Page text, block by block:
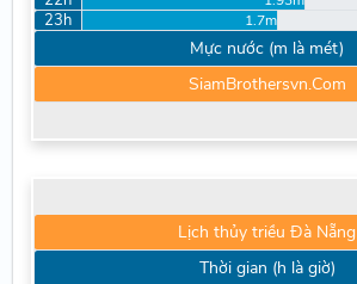
23h 1.7m
Mực nước (m là mét)
SiamBrothersvn.Com
Lịch thủy triều Đà Nẵng
Thời gian (h là giờ)